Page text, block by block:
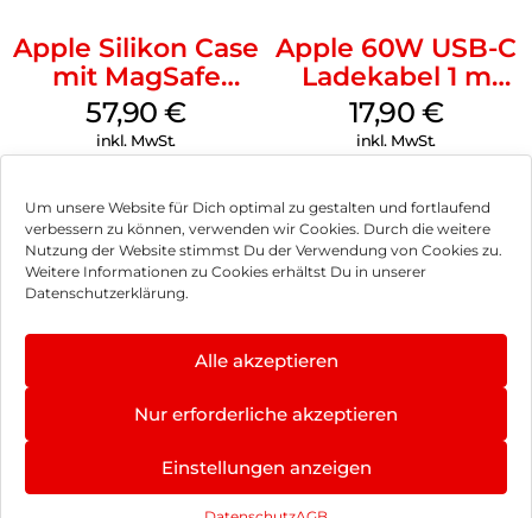
Um unsere Website für Dich optimal zu gestalten und fortlaufend
verbessern zu können, verwenden wir Cookies. Durch die weitere
Nutzung der Website stimmst Du der Verwendung von Cookies zu.
Weitere Informationen zu Cookies erhältst Du in unserer
Datenschutzerklärung.
Alle akzeptieren
Nur erforderliche akzeptieren
Einstellungen anzeigen
Apple Silikon Case
mit MagSafe
iPhone 14 Pro
(PRODUCT)RED
57,90€
inkl. MwSt.
Apple 60W USB-C
Ladekabel 1 m
Weiß
17,90 €
inkl. MwSt.
Impressum
Hinweis zur Batterieentsorgung
Newsletter